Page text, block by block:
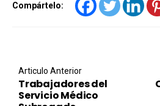
Compártelo:
Post navigation
Articulo Anterior
Trabajadores del
Servicio Médico